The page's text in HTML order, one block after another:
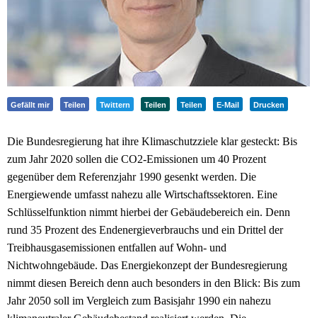
Gefällt mir Teilen Twittern Teilen Teilen E-Mail Drucken
Die Bundesregierung hat ihre Klimaschutzziele klar gesteckt: Bis
zum Jahr 2020 sollen die CO2-Emissionen um 40 Prozent
gegenüber dem Referenzjahr 1990 gesenkt werden. Die
Energiewende umfasst nahezu alle Wirtschaftssektoren. Eine
Schlüsselfunktion nimmt hierbei der Gebäudebereich ein. Denn
rund 35 Prozent des Endenergieverbrauchs und ein Drittel der
Treibhausgasemissionen entfallen auf Wohn- und
Nichtwohngebäude. Das Energiekonzept der Bundesregierung
nimmt diesen Bereich denn auch besonders in den Blick: Bis zum
Jahr 2050 soll im Vergleich zum Basisjahr 1990 ein nahezu